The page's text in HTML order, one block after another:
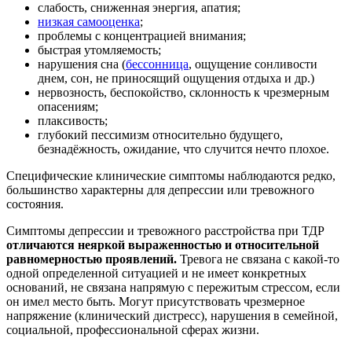
слабость, сниженная энергия, апатия;
низкая самооценка;
проблемы с концентрацией внимания;
быстрая утомляемость;
нарушения сна (бессонница, ощущение сонливости
днем, сон, не приносящий ощущения отдыха и др.)
нервозность, беспокойство, склонность к чрезмерным
опасениям;
плаксивость;
глубокий пессимизм относительно будущего,
безнадёжность, ожидание, что случится нечто плохое.
Специфические клинические симптомы наблюдаются редко,
большинство характерны для депрессии или тревожного
состояния.
Симптомы депрессии и тревожного расстройства при ТДР
отличаются неяркой выраженностью и относительной
равномерностью проявлений. Тревога не связана с какой-то
одной определенной ситуацией и не имеет конкретных
оснований, не связана напрямую с пережитым стрессом, если
он имел место быть. Могут присутствовать чрезмерное
напряжение (клинический дистресс), нарушения в семейной,
социальной, профессиональной сферах жизни.